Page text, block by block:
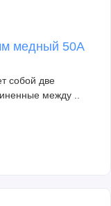
медный 50A
собой две
между ..